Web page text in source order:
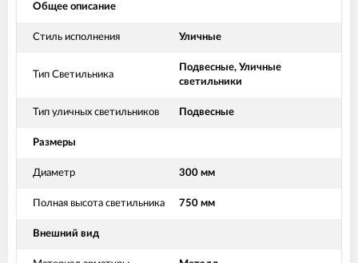
Общее описание
Стиль исполнения Уличные
Тип Светильника
Подвесные, Уличные
светильники
Тип уличных светильников Подвесные
Размеры
Диаметр 300 мм
Полная высота светильника 750 мм
Внешний вид